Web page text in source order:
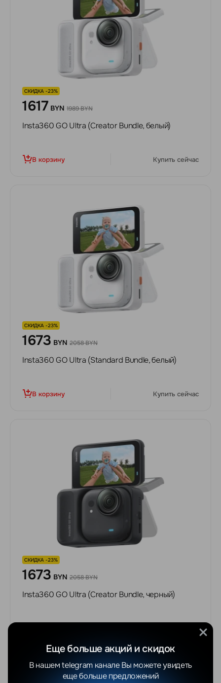
СКИДКА -23%
1617 BYN 1989 BYN
Insta360 GO Ultra (Creator Bundle, белый)
В корзину Купить сейчас
СКИДКА -23%
1673 BYN 2058 BYN
Insta360 GO Ultra (Standard Bundle, белый)
В корзину Купить сейчас
СКИДКА -23%
1673 BYN 2058 BYN
Insta360 GO Ultra (Creator Bundle, черный)
Еще больше акций и скидок
В нашем telegram канале Вы можете увидеть
еще больше предложений